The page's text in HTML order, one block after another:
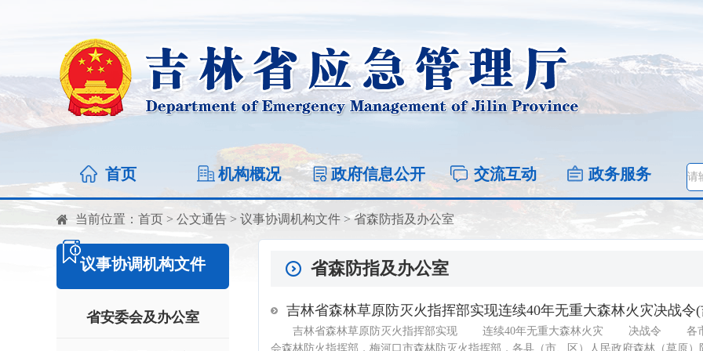
首页 机构概况 政府信息公开 交流互动 政务服务
当前位置： 首页 > 公文通告 > 议事协调机构文件 > 省森防指及办公室
议事协调机构文件
省安委会及办公室
省森防指及办公室
吉林省森林草原防灭火指挥部实现连续40年无重大森林火灾决战令
吉林省森林草原防灭火指挥部实现 连续40年无重大森林火灾 决战令 各市（
会森林防火指挥部，梅河口市森林防灭火指挥部，各县（市、区）人民政府森林（草原